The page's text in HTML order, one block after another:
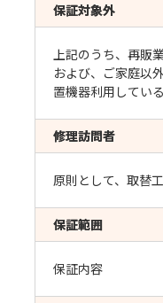
保証対象外
上記のうち、再販
および、ご家庭以
置機器利用している
修理訪問者
原則として、取替
保証範囲
保証内容